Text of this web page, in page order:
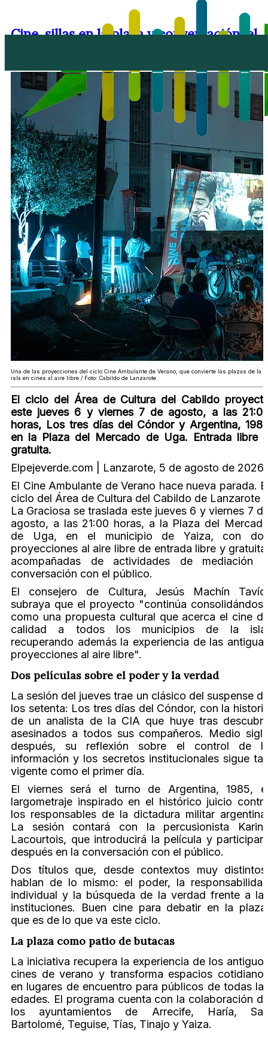
Cine, sillas en la plaza y conversación: el
Una de las proyecciones del ciclo Cine Ambulante de Verano, que convierte las plazas de la
isla en cines al aire libre / Foto: Cabildo de Lanzarote
El ciclo del Área de Cultura del Cabildo
este jueves 6 y viernes 7 de agosto, a las
horas, Los tres días del Cóndor y Argentina,
en la Plaza del Mercado de Uga. Entrada libre
gratuita.
Elpejeverde.com | Lanzarote, 5 de agosto de 2026
El Cine Ambulante de Verano hace nueva parada.
ciclo del Área de Cultura del Cabildo de Lanzarote
La Graciosa se traslada este jueves 6 y viernes 7
agosto, a las 21:00 horas, a la Plaza del
de Uga, en el municipio de Yaiza, con
proyecciones al aire libre de entrada libre y
acompañadas de actividades de mediación
conversación con el público.
El consejero de Cultura, Jesús Machín
subraya que el proyecto "continúa
como una propuesta cultural que acerca el cine
calidad a todos los municipios de la
recuperando además la experiencia de las
proyecciones al aire libre".
Dos películas sobre el poder y la verdad
La sesión del jueves trae un clásico del suspense
los setenta: Los tres días del Cóndor, con la
de un analista de la CIA que huye tras
asesinados a todos sus compañeros. Medio
después, su reflexión sobre el control de
información y los secretos institucionales sigue
vigente como el primer día.
El viernes será el turno de Argentina, 1985,
largometraje inspirado en el histórico juicio
los responsables de la dictadura militar
La sesión contará con la percusionista
Lacourtois, que introducirá la película y
después en la conversación con el público.
Dos títulos que, desde contextos muy
hablan de lo mismo: el poder, la
individual y la búsqueda de la verdad frente a
instituciones. Buen cine para debatir en la
que es de lo que va este ciclo.
La plaza como patio de butacas
La iniciativa recupera la experiencia de los
cines de verano y transforma espacios
en lugares de encuentro para públicos de todas
edades. El programa cuenta con la colaboración
los ayuntamientos de Arrecife, Haría,
Bartolomé, Teguise, Tías, Tinajo y Yaiza.